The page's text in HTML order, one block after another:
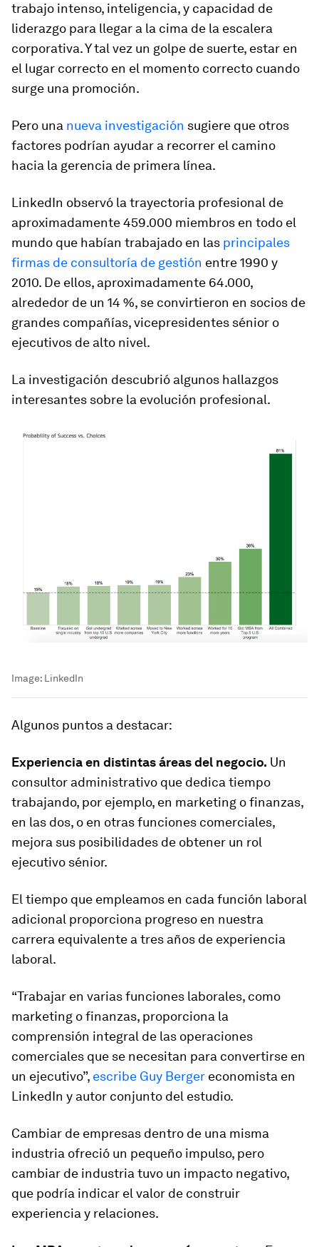
trabajo intenso, inteligencia, y capacidad de
liderazgo para llegar a la cima de la escalera
corporativa. Y tal vez un golpe de suerte, estar en
el lugar correcto en el momento correcto cuando
surge una promoción.
Pero una nueva investigación sugiere que otros
factores podrían ayudar a recorrer el camino
hacia la gerencia de primera línea.
LinkedIn observó la trayectoria profesional de
aproximadamente 459.000 miembros en todo el
mundo que habían trabajado en las principales
firmas de consultoría de gestión entre 1990 y
2010. De ellos, aproximadamente 64.000,
alrededor de un 14 %, se convirtieron en socios de
grandes compañías, vicepresidentes sénior o
ejecutivos de alto nivel.
La investigación descubrió algunos hallazgos
interesantes sobre la evolución profesional.
Image: LinkedIn
Algunos puntos a destacar:
Experiencia en distintas áreas del negocio. Un
consultor administrativo que dedica tiempo
trabajando, por ejemplo, en marketing o finanzas,
en las dos, o en otras funciones comerciales,
mejora sus posibilidades de obtener un rol
ejecutivo sénior.
El tiempo que empleamos en cada función laboral
adicional proporciona progreso en nuestra
carrera equivalente a tres años de experiencia
laboral.
“Trabajar en varias funciones laborales, como
marketing o finanzas, proporciona la
comprensión integral de las operaciones
comerciales que se necesitan para convertirse en
un ejecutivo”, escribe Guy Berger economista en
LinkedIn y autor conjunto del estudio.
Cambiar de empresas dentro de una misma
industria ofreció un pequeño impulso, pero
cambiar de industria tuvo un impacto negativo,
que podría indicar el valor de construir
experiencia y relaciones.